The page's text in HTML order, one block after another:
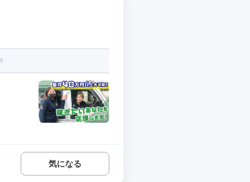
気になる